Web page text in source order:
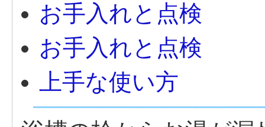
お手入れと点検
お手入れと点検
上手な使い方